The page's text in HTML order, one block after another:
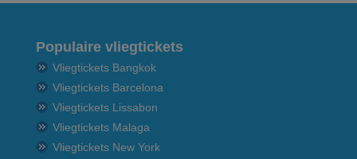
Populaire vliegtickets
Vliegtickets Bangkok
Vliegtickets Barcelona
Vliegtickets Lissabon
Vliegtickets Malaga
Vliegtickets New York